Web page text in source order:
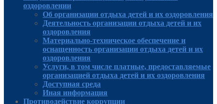
оздоровлении
Об организации отдыха детей и их оздоровления
Деятельность организации отдыха детей и их
оздоровления
Материально-техническое обеспечение и
оснащенность организации отдыха детей и их
оздоровления
Услуги, в том числе платные, предоставляемые
организацией отдыха детей и их оздоровления
Доступная среда
Иная информация
Противодействие коррупции